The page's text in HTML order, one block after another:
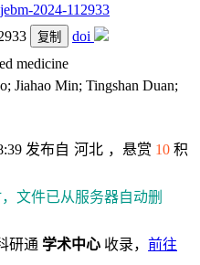
2024-112933
复制 doi
medicine
Jiahao Min; Tingshan Duan;
发布自 河北 ，悬赏 10 积
文件已从服务器自动删
研通 学术中心 收录， 前往